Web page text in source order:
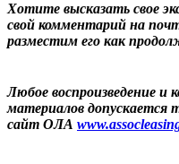
Хотите высказать свое
свой комментарий на
разместим его как
Любое воспроизведение и
материалов допускается
сайт ОЛА